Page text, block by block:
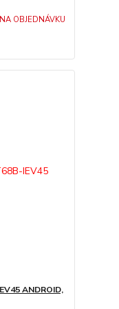
NA OBJEDNÁVKU
ANDROID,